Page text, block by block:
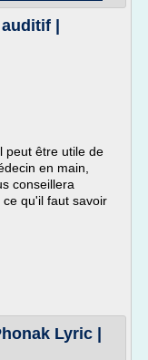
|
peut être utile de
en main,
conseillera
qu'il faut savoir
Lyric |